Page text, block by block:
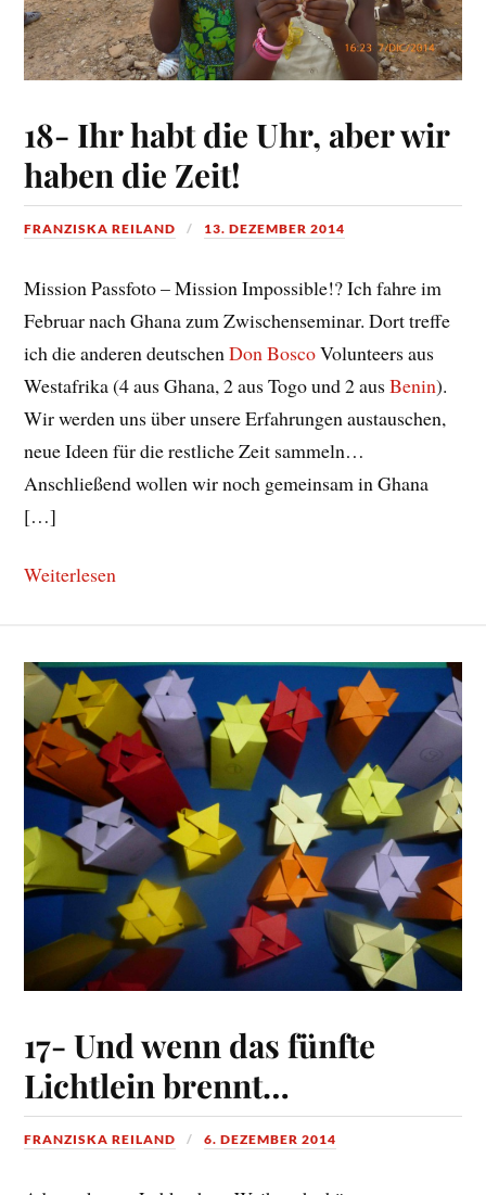
18- Ihr habt die Uhr, aber wir
haben die Zeit!
FRANZISKA REILAND 13. DEZEMBER 2014
Mission Passfoto – Mission Impossible!? Ich fahre im
Februar nach Ghana zum Zwischenseminar. Dort treffe
ich die anderen deutschenDon BoscoVolunteers aus
Westafrika (4 aus Ghana, 2 aus Togo und 2 ausBenin).
Wir werden uns über unsere Erfahrungen austauschen,
neue Ideen für die restliche Zeit sammeln…
Anschließend wollen wir noch gemeinsam in Ghana
[…]
Weiterlesen
17- Und wenn das fünfte
Lichtlein brennt…
FRANZISKA REILAND 6. DEZEMBER 2014